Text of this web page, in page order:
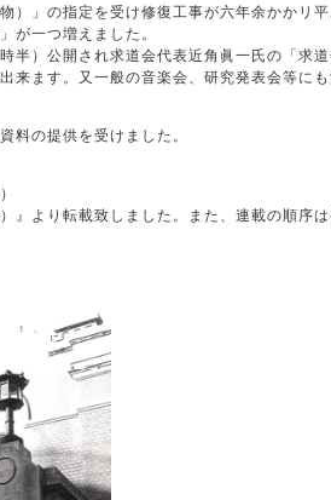
）」の指定を受け修復工事が六年余かかリ
が一つ増えました。
半）公開され求道会代表近角眞一氏の「求
来ます。又一般の音楽会、研究発表会等にも
料の提供を受けました。
』より転載致しました。また、連載の順序は